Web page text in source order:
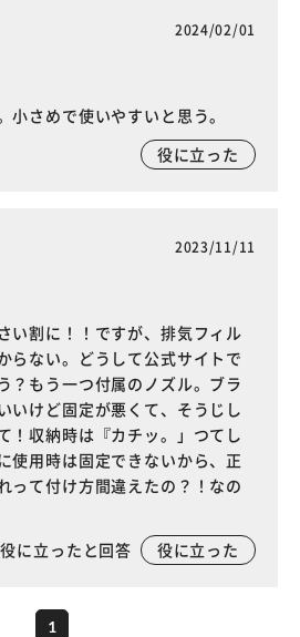
2024/02/01
小さめで使いやすいと思う。
役に立った
2023/11/11
い割に！！ですが、排気フィル
らない。どうして公式サイトで
？もう一つ付属のノズル。ブラ
いけど固定が悪くて、そうじし
！収納時は『カチッ。」つてし
使用時は固定できないから、正
って付け方間違えたの？！なの
に立ったと回答 役に立った
1